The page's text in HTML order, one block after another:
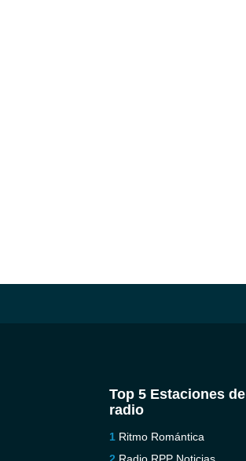
Top 5 Estaciones de
radio
Ritmo Romántica